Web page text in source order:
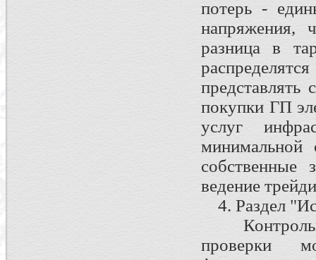
потерь -
напряжения,
разница в
покупки ГП
услуг
минимальной
собственные
ведение
4. Раздел
проверки